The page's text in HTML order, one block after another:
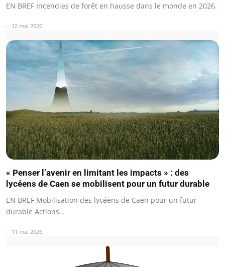
EN BREF Incendies de forêt en hausse dans le monde en 2026.
12 mai 2026
« Penser l’avenir en limitant les impacts » : des
lycéens de Caen se mobilisent pour un futur durable
EN BREF Mobilisation des lycéens de Caen pour un futur
durable Actions…
11 mai 2026